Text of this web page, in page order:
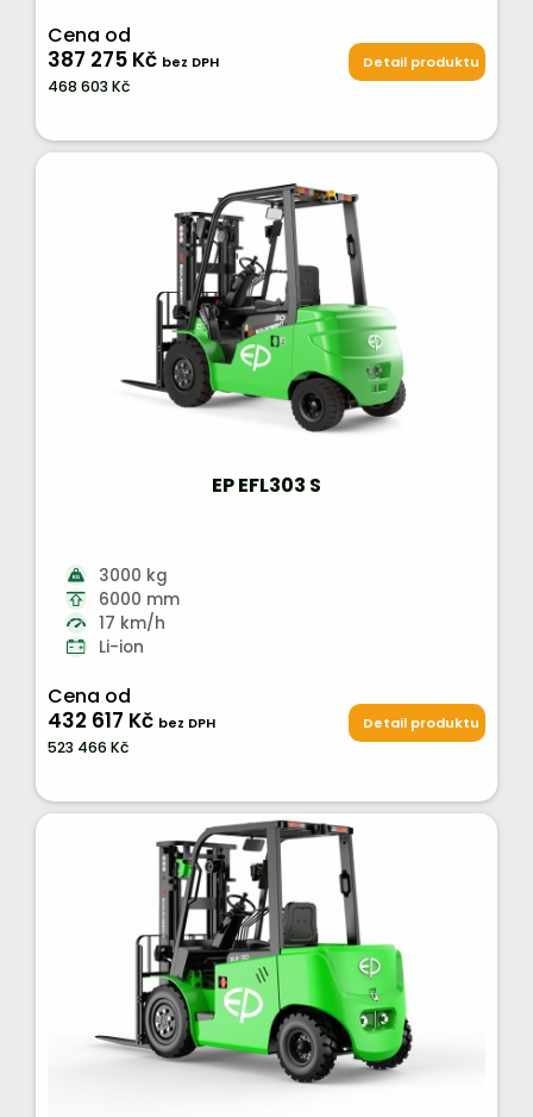
Cena od
387 275 Kč bez DPH
468 603 Kč
Detail produktu
EP EFL303 S
3000 kg
6000 mm
17 km/h
Li-ion
Cena od
432 617 Kč bez DPH
523 466 Kč
Detail produktu